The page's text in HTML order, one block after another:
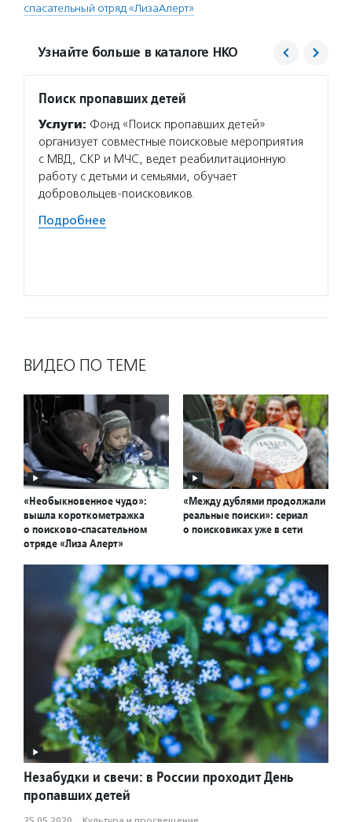
спасательный отряд «ЛизаАлерт»
Узнайте больше в каталоге НКО
Поиск пропавших детей
Услуги: Фонд «Поиск пропавших детей»
организует совместные поисковые мероприятия
с МВД, СКР и МЧС, ведет реабилитационную
работу с детьми и семьями, обучает
добровольцев-поисковиков.
Подробнее
ВИДЕО ПО ТЕМЕ
«Необыкновенное чудо»:
вышла короткометражка
о поисково-спасательном
отряде «Лиза Алерт»
«Между дублями продолжали
реальные поиски»: сериал
о поисковиках уже в сети
Незабудки и свечи: в России проходит День
пропавших детей